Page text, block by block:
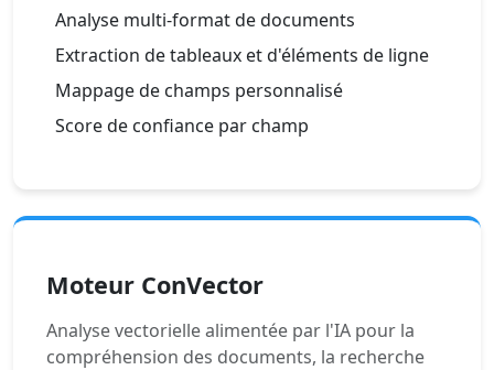
Analyse multi-format de documents
Extraction de tableaux et d'éléments de ligne
Mappage de champs personnalisé
Score de confiance par champ
Moteur ConVector
Analyse vectorielle alimentée par l'IA pour la
compréhension des documents, la recherche